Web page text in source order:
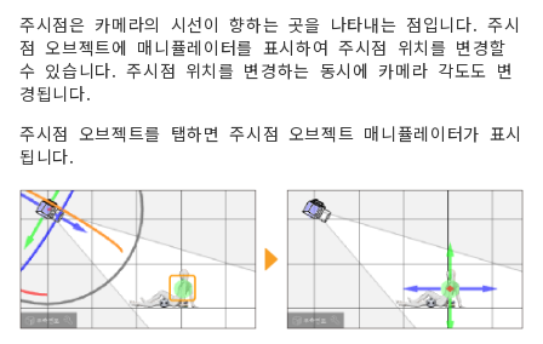
주시점은 카메라의 시선이 향하는 곳을 나타내는 점입니다. 주시
점 오브젝트에 매니퓰레이터를 표시하여 주시점 위치를 변경할
수 있습니다. 주시점 위치를 변경하는 동시에 카메라 각도도 변
경됩니다.
주시점 오브젝트를 탭하면 주시점 오브젝트 매니퓰레이터가 표시
됩니다.